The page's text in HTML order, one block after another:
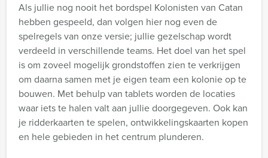
Als jullie nog nooit het bordspel Kolonisten van Catan
hebben gespeeld, dan volgen hier nog even de
spelregels van onze versie; jullie gezelschap wordt
verdeeld in verschillende teams. Het doel van het spel
is om zoveel mogelijk grondstoffen zien te verkrijgen
om daarna samen met je eigen team een kolonie op te
bouwen. Met behulp van tablets worden de locaties
waar iets te halen valt aan jullie doorgegeven. Ook kan
je ridderkaarten te spelen, ontwikkelingskaarten kopen
en hele gebieden in het centrum plunderen.